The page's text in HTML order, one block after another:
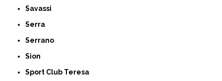
Savassi
Serra
Serrano
Sion
Sport Club Teresa